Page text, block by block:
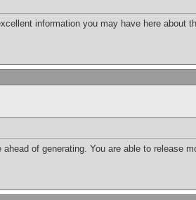
information you may have here about
of generating. You are able to release